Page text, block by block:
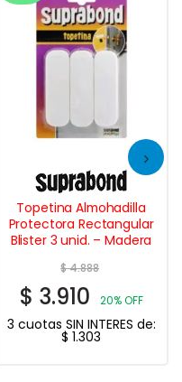
Topetina Almohadilla
Protectora Rectangular
Blister 3 unid. – Madera
$4.888
$ 3.910 20% OFF
3 cuotas SIN INTERES de:
$ 1.303